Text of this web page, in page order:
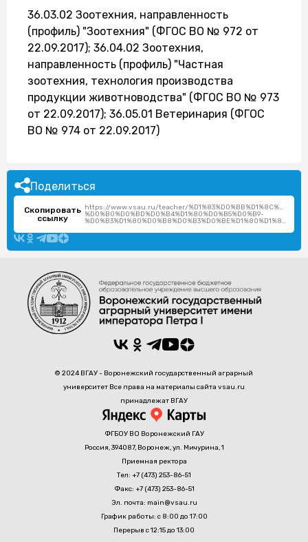
36.03.02 Зоотехния, направленность
(профиль) "Зоотехния" (ФГОС ВО № 972 от
22.09.2017); 36.04.02 Зоотехния,
направленность (профиль) "Частная
зоотехния, технология производства
продукции животноводства" (ФГОС ВО № 973
от 22.09.2017); 36.05.01 Ветеринария (ФГОС
ВО № 974 от 22.09.2017)
Поделиться
Скопировать
ссылку
https://www.vsau.ru/teacher/
%D0%B0%D0%BD%D0%B4%D1%80%D0%B5%D0%B9-
%D0%B3%D1%80%D0%B8%D0%B3%D0%BE%D1%80%D1%8C%D0%B5%D0%B2%D0%B8%D1%87/
© 2024 ВГАУ - Воронежский государственный аграрный
университет Все права на материалы сайта vsau.ru
принадлежат ВГАУ
ФГБОУ ВО Воронежский ГАУ
Россия, 394087, Воронеж, ул. Мичурина, 1
Приемная ректора
Тел: +7 (473) 253-86-51
Факс: +7 (473) 253-86-51
Эл. почта: main@vsau.ru
График работы: с 8:00 до 17:00
Перерыв с 12:15 до 13:00